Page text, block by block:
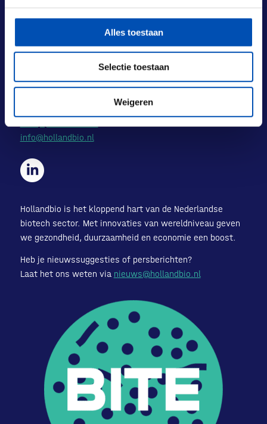
Alles toestaan
Selectie toestaan
Weigeren
Laan van Nieuw Oost-Indië 131-133
2593 BM Den Haag
Laan van Nieuw Oost-Indië 133 M
info@hollandbio.nl
Hollandbio is het kloppend hart van de Nederlandse
biotech sector. Met innovaties van wereldniveau geven
we gezondheid, duurzaamheid en economie een boost.
Heb je nieuwssuggesties of persberichten?
Laat het ons weten via nieuws@hollandbio.nl